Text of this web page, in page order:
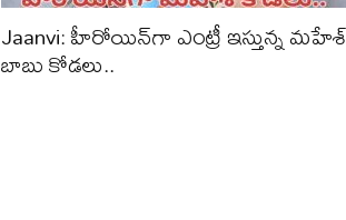
Jaanvi: హీరోయిన్‌గా ఎంట్రీ ఇస్తున్న మహేశ్
బాబు కోడలు..